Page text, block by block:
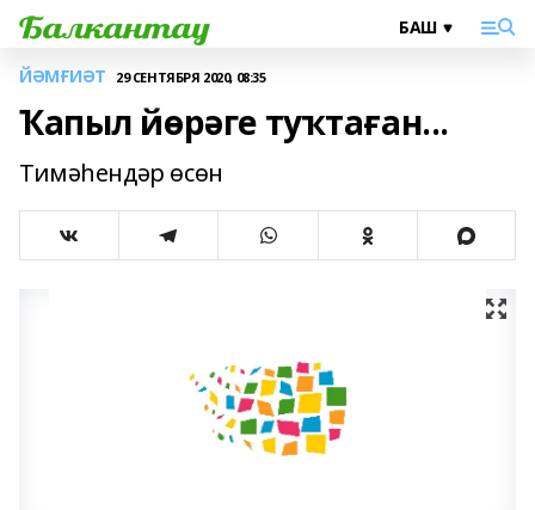
ЙӘМҒИӘТ 29 СЕНТЯБРЯ 2020, 08:35
Ҡапыл йөрәге туҡтаған...
Тимәһендәр өсөн